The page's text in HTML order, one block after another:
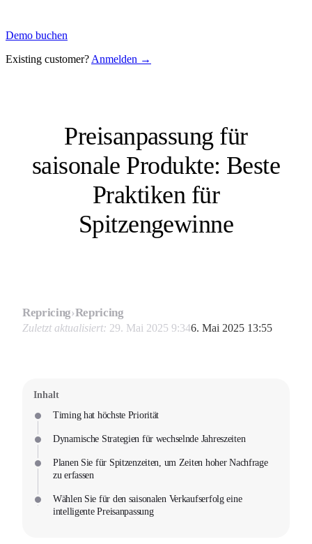
Demo buchen
Existing customer? Anmelden →
Preisanpassung für
saisonale Produkte: Beste
Praktiken für
Spitzengewinne
Repricing›Repricing
Zuletzt aktualisiert: 29. Mai 2025 9:346. Mai 2025 13:55
Inhalt
Timing hat höchste Priorität
Dynamische Strategien für wechselnde Jahreszeiten
Planen Sie für Spitzenzeiten, um Zeiten hoher Nachfrage
zu erfassen
Wählen Sie für den saisonalen Verkaufserfolg eine
intelligente Preisanpassung